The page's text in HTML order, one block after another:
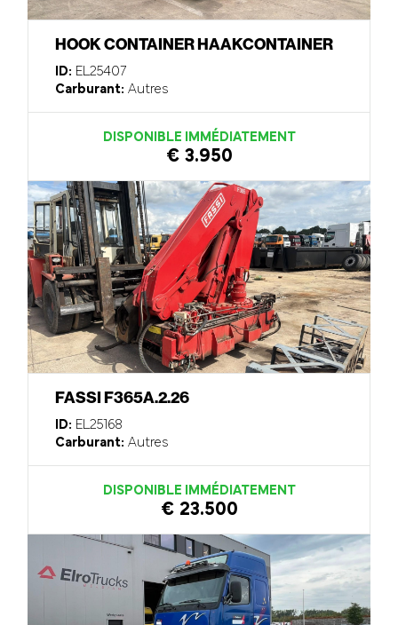
HOOK CONTAINER HAAKCONTAINER
ID: EL25407
Carburant: Autres
DISPONIBLE IMMÉDIATEMENT
€ 3.950
FASSI F365A.2.26
ID: EL25168
Carburant: Autres
DISPONIBLE IMMÉDIATEMENT
€ 23.500